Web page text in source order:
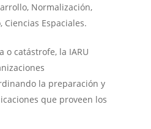
Normalización,
Espaciales.
o catástrofe, la IARU
la preparación y
que proveen los